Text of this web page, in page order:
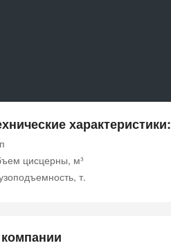
характеристики:
цисцерны, м³
т.